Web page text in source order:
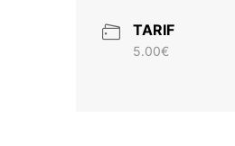
TARIF
5.00€